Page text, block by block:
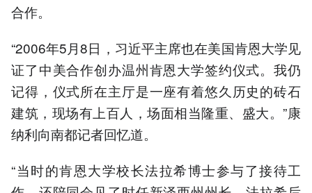
合作。
“2006年5月8日，习近平主席也在美国肯恩大学见
证了中美合作创办温州肯恩大学签约仪式。我仍
记得，仪式所在主厅是一座有着悠久历史的砖石
建筑，现场有上百人，场面相当隆重、盛大。”康
纳利向南都记者回忆道。
“当时的肯恩大学校长法拉希博士参与了接待工